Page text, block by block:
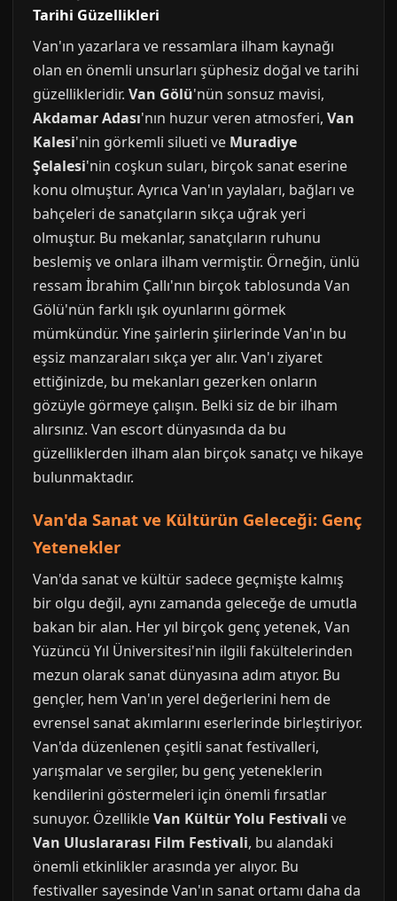
Tarihi Güzellikleri
Van'ın yazarlara ve ressamlara ilham kaynağı
olan en önemli unsurları şüphesiz doğal ve tarihi
güzellikleridir. Van Gölü'nün sonsuz mavisi,
Akdamar Adası'nın huzur veren atmosferi, Van
Kalesi'nin görkemli silueti ve Muradiye
Şelalesi'nin coşkun suları, birçok sanat eserine
konu olmuştur. Ayrıca Van'ın yaylaları, bağları ve
bahçeleri de sanatçıların sıkça uğrak yeri
olmuştur. Bu mekanlar, sanatçıların ruhunu
beslemiş ve onlara ilham vermiştir. Örneğin, ünlü
ressam İbrahim Çallı'nın birçok tablosunda Van
Gölü'nün farklı ışık oyunlarını görmek
mümkündür. Yine şairlerin şiirlerinde Van'ın bu
eşsiz manzaraları sıkça yer alır. Van'ı ziyaret
ettiğinizde, bu mekanları gezerken onların
gözüyle görmeye çalışın. Belki siz de bir ilham
alırsınız. Van escort dünyasında da bu
güzelliklerden ilham alan birçok sanatçı ve hikaye
bulunmaktadır.
Van'da Sanat ve Kültürün Geleceği: Genç
Yetenekler
Van'da sanat ve kültür sadece geçmişte kalmış
bir olgu değil, aynı zamanda geleceğe de umutla
bakan bir alan. Her yıl birçok genç yetenek, Van
Yüzüncü Yıl Üniversitesi'nin ilgili fakültelerinden
mezun olarak sanat dünyasına adım atıyor. Bu
gençler, hem Van'ın yerel değerlerini hem de
evrensel sanat akımlarını eserlerinde birleştiriyor.
Van'da düzenlenen çeşitli sanat festivalleri,
yarışmalar ve sergiler, bu genç yeteneklerin
kendilerini göstermeleri için önemli fırsatlar
sunuyor. ÖzellikleVan Kültür Yolu Festivali ve
Van Uluslararası Film Festivali, bu alandaki
önemli etkinlikler arasında yer alıyor. Bu
festivaller sayesinde Van'ın sanat ortamı daha da